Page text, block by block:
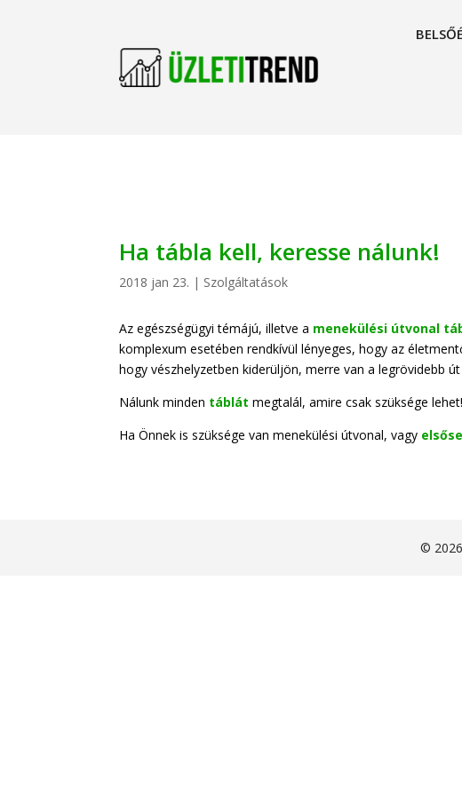
Ha tábla kell, keresse nálunk!
2018 jan 23. | Szolgáltatások
Az egészségügyi témájú, illetve a menekülési útvonal
komplexum esetében rendkívül lényeges, hogy az
hogy vészhelyzetben kiderüljön, merre van a legrövidebb
Nálunk minden táblát megtalál, amire csak szüksége lehet!
Ha Önnek is szüksége van menekülési útvonal, vagy
©